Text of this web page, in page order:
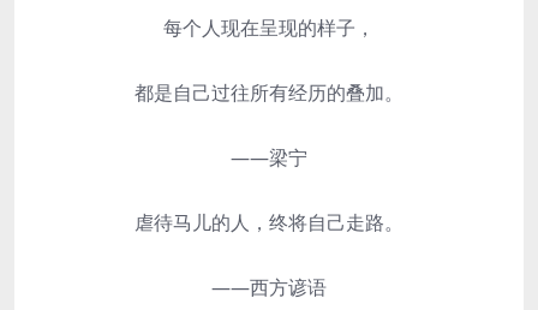
每个人现在呈现的样子，
都是自己过往所有经历的叠加。
——梁宁
虐待马儿的人，终将自己走路。
——西方谚语